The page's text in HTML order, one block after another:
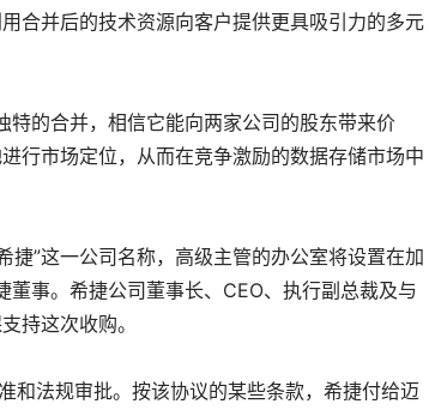
合并后的技术资源向客户提供更具吸引力的多元
的合并，相信它能向两家公司的股东带来价
行市场定位，从而在竞争激励的数据存储市场中
”这一公司名称，高级主管的办公室将设置在加
事。希捷公司董事长、CEO、执行副总裁及与
持这次收购。
法规审批。按该协议的某些条款，希捷付给迈